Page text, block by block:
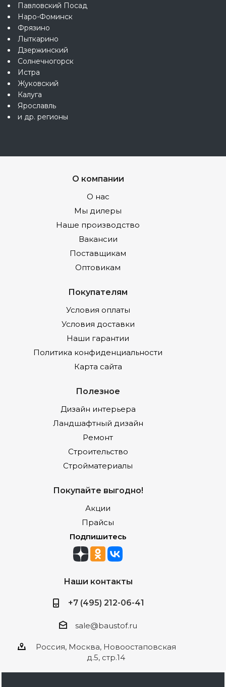
Павловский Посад
Наро-Фоминск
Фрязино
Лыткарино
Дзержинский
Солнечногорск
Истра
Жуковский
Калуга
Ярославль
и др. регионы
О компании
О нас
Мы дилеры
Наше производство
Вакансии
Поставщикам
Оптовикам
Покупателям
Условия оплаты
Условия доставки
Наши гарантии
Политика конфиденциальности
Карта сайта
Полезное
Дизайн интерьера
Ландшафтный дизайн
Ремонт
Строительство
Стройматериалы
Покупайте выгодно!
Акции
Прайсы
Подпишитесь
Наши контакты
+7 (495) 212-06-41
sale@baustof.ru
Россия, Москва, Новоостаповская
д.5, стр.14